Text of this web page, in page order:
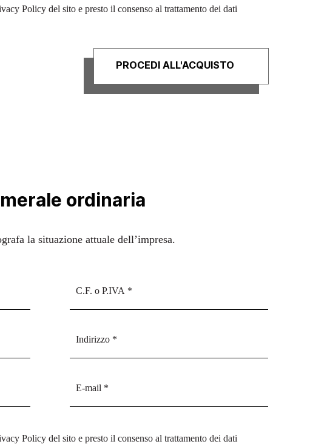
Policy del sito e presto il consenso al trattamento dei dati
ordinaria
la situazione attuale dell’impresa.
Policy del sito e presto il consenso al trattamento dei dati